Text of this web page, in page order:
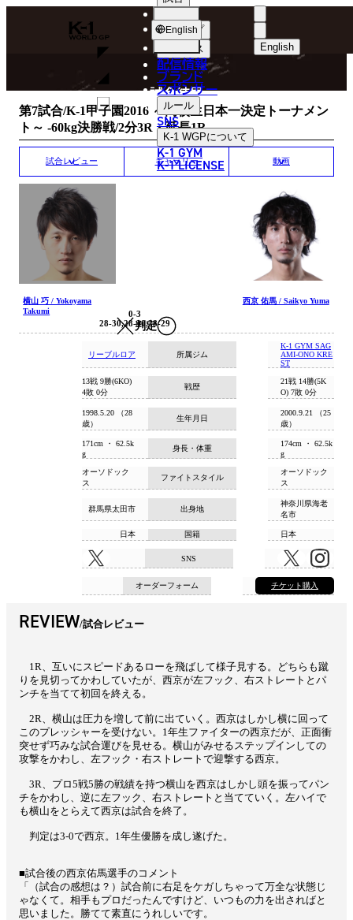
K-
WGP
English
ショップ
ニュース
配信情報
ブランド
スポンサー
ルール
SNS
K-1 WGPについて
K-1 GYM
K-1 LICENSE
English
MATCH RESULT
試合結果
第7試合/K-1甲子園2016 ～高校生日本一決定トーナメン
ト～ -60kg決勝戦/2分3R・延長1R
試合レビュー ギャラリー 動画
横山 巧 / Yokoyama
Takumi
判定
0-3
28-30,28-30,28-29
西京 佑馬 / Saikyo Yuma
所属ジム
リーブルロア
K-1 GYM SAG
AMI-ONO KRE
ST
戦歴
13戦 9勝(6KO)
4敗 0分
21戦 14勝(5K
O) 7敗 0分
生年月日
1998.5.20 （28
歳）
2000.9.21 （25
歳）
身長・体重
171cm ・ 62.5k
g
174cm ・ 62.5k
g
ファイトスタイル
オーソドック
ス
オーソドック
ス
出身地
群馬県太田市
神奈川県海老
名市
国籍
日本 日本
SNS
オーダーフォーム チケット購入
REVIEW 試合レビュー
1R、互いにスピードあるローを飛ばして様子見する。どちらも蹴
りを見切ってかわしていたが、西京が左フック、右ストレートとパ
ンチを当てて初回を終える。
2R、横山は圧力を増して前に出ていく。西京はしかし横に回って
このプレッシャーを受けない。1年生ファイターの西京だが、正面衝
突せず巧みな試合運びを見せる。横山がみせるステップインしての
攻撃をかわし、左フック・右ストレートで迎撃する西京。
3R、プロ5戦5勝の戦績を持つ横山を西京はしかし頭を振ってパン
チをかわし、逆に左フック、右ストレートと当てていく。左ハイで
も横山をとらえて西京は試合を終了。
判定は3-0で西京。1年生優勝を成し遂げた。
■試合後の西京佑馬選手のコメント
「（試合の感想は？）試合前に右足をケガしちゃって万全な状態じ
ゃなくて。相手もプロだったんですけど、いつもの力を出さればと
思いました。勝てて素直にうれしいです。